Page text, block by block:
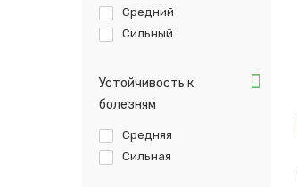
Средний
Сильный
Устойчивость к
болезням
Средняя
Сильная